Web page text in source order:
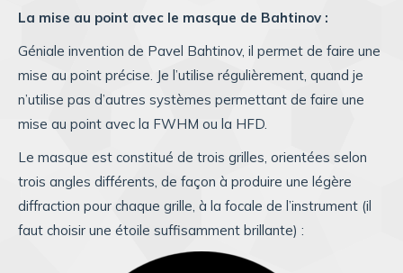
La mise au point avec le masque de Bahtinov :
Géniale invention de Pavel Bahtinov, il permet de faire une
mise au point précise. Je l’utilise régulièrement, quand je
n’utilise pas d’autres systèmes permettant de faire une
mise au point avec la FWHM ou la HFD.
Le masque est constitué de trois grilles, orientées selon
trois angles différents, de façon à produire une légère
diffraction pour chaque grille, à la focale de l’instrument (il
faut choisir une étoile suffisamment brillante) :